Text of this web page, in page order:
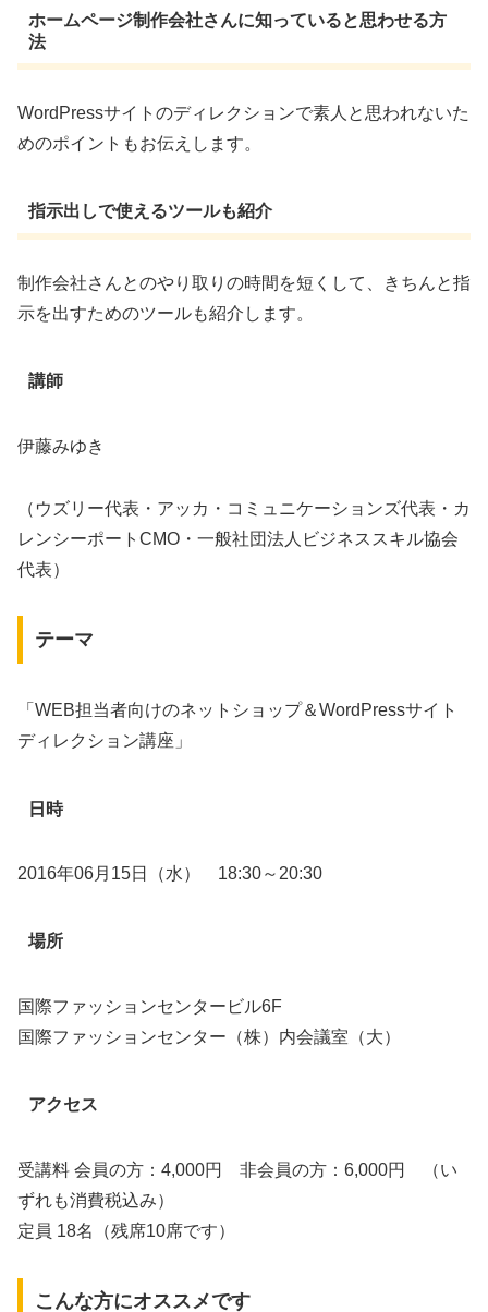
ホームページ制作会社さんに知っていると思わせる方
法
WordPressサイトのディレクションで素人と思われないた
めのポイントもお伝えします。
指示出しで使えるツールも紹介
制作会社さんとのやり取りの時間を短くして、きちんと指
示を出すためのツールも紹介します。
講師
伊藤みゆき
（ウズリー代表・アッカ・コミュニケーションズ代表・カ
レンシーポートCMO・一般社団法人ビジネススキル協会
代表）
テーマ
「WEB担当者向けのネットショップ＆WordPressサイト
ディレクション講座」
日時
2016年06月15日（水） 18:30～20:30
場所
国際ファッションセンタービル6F
国際ファッションセンター（株）内会議室（大）
アクセス
受講料 会員の方：4,000円 非会員の方：6,000円 （い
ずれも消費税込み）
定員 18名（残席10席です）
こんな方にオススメです